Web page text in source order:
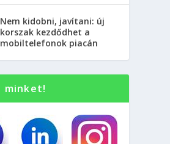
Nem kidobni, javítani: új
korszak kezdődhet a
mobiltelefonok piacán
minket!